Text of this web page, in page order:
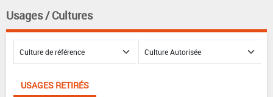
Usages / Cultures
USAGES RETIRÉS